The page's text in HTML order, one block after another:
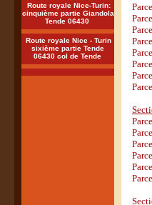
Route royale Nice-Turin:
cinquième partie Giandola
Tende 06430
Route royale Nice - Turin
sixième partie Tende
06430 col de Tende